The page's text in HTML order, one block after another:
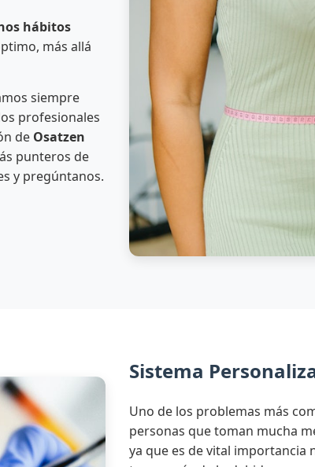
hábitos
más allá
siempre
profesionales
de Osatzen
punteros de
y pregúntanos.
Sistema
Uno de los problemas más
personas que toman mucha
ya que es de vital